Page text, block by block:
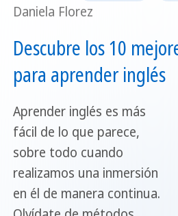
Daniela Florez
Descubre los 10
para aprender inglés
Aprender inglés es más
fácil de lo que parece,
sobre todo cuando
realizamos una inmersión
en él de manera continua.